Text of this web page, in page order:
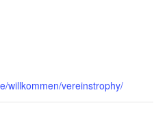
willkommen/vereinstrophy/